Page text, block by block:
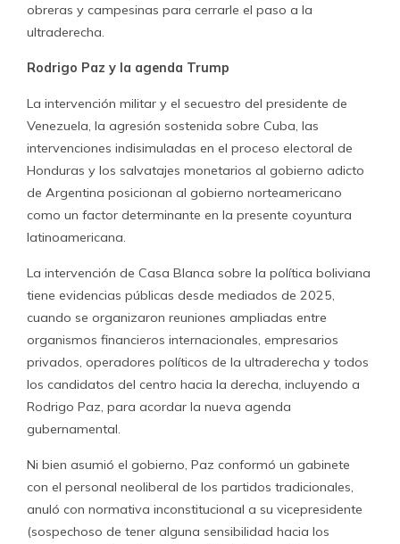
obreras y campesinas para cerrarle el paso a la
ultraderecha.
Rodrigo Paz y la agenda Trump
La intervención militar y el secuestro del presidente de
Venezuela, la agresión sostenida sobre Cuba, las
intervenciones indisimuladas en el proceso electoral de
Honduras y los salvatajes monetarios al gobierno adicto
de Argentina posicionan al gobierno norteamericano
como un factor determinante en la presente coyuntura
latinoamericana.
La intervención de Casa Blanca sobre la política boliviana
tiene evidencias públicas desde mediados de 2025,
cuando se organizaron reuniones ampliadas entre
organismos financieros internacionales, empresarios
privados, operadores políticos de la ultraderecha y todos
los candidatos del centro hacia la derecha, incluyendo a
Rodrigo Paz, para acordar la nueva agenda
gubernamental.
Ni bien asumió el gobierno, Paz conformó un gabinete
con el personal neoliberal de los partidos tradicionales,
anuló con normativa inconstitucional a su vicepresidente
(sospechoso de tener alguna sensibilidad hacia los